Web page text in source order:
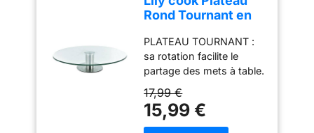
Rond Tournant en
Transparent
PLATEAU TOURNANT :
sa rotation facilite le
partage des mets à table.
malin VERRE ET INOX :
leur alliance allie
transparence et
17,99 €
15,99 €